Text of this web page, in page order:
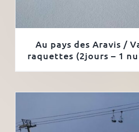
Au pays des Aravis /
raquettes (2jours – 1